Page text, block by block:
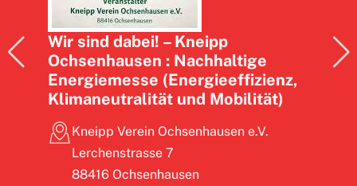
Wir sind dabei! – Kneipp
Ochsenhausen : Nachhaltige
Energiemesse (Energieeffizienz,
Klimaneutralität und Mobilität)
Kneipp Verein Ochsenhausen e.V.
Lerchenstrasse 7
88416 Ochsenhausen